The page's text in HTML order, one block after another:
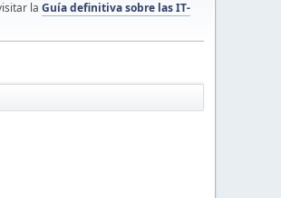
la Guía definitiva sobre las IT-